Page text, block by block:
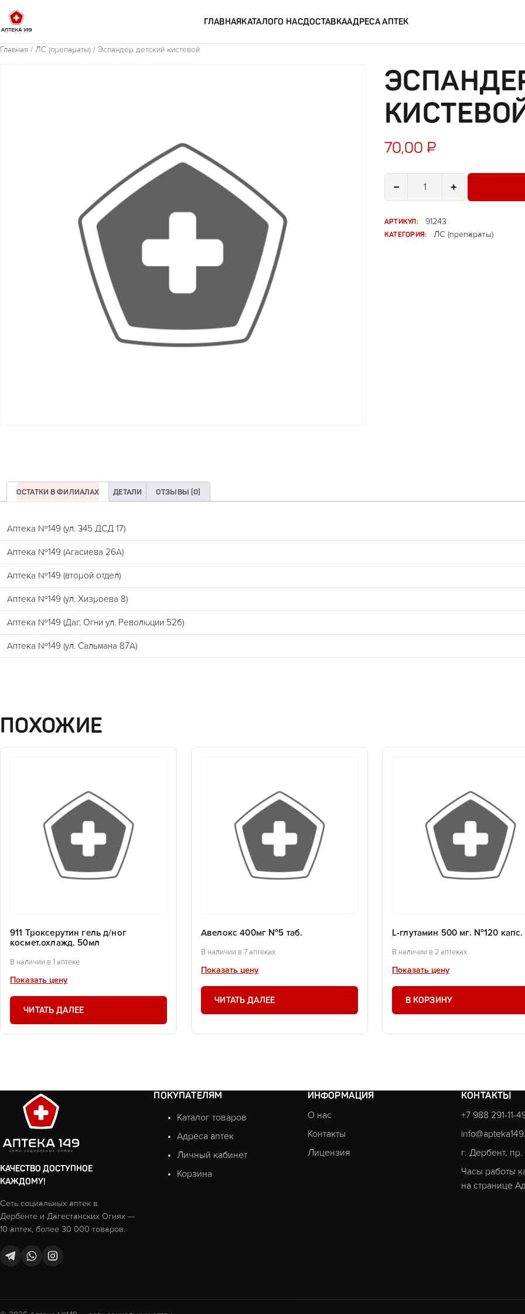
ГЛАВНАЯКАТАЛОГО НАСДОСТАВКААДРЕСА АПТЕК
Главная / ЛС (препараты) / Эспандер детский кистевой
70,00 ₽
−
Количество товара Эспандер
+
АРТИКУЛ:
91243
КАТЕГОРИЯ:
ЛС (препараты)
ОСТАТКИ В ФИЛИАЛАХ ДЕТАЛИ ОТЗЫВЫ (0)
Аптека №149 (ул. 345 ДСД 17)
Аптека №149 (Агасиева 26А)
Аптека №149 (второй отдел)
Аптека №149 (ул. Хизроева 8)
Аптека №149 (Даг. Огни ул. Революции 52б)
Аптека №149 (ул. Сальмана 87А)
ПОХОЖИЕ
911 Троксерутин гель д/ног
космет.охлажд. 50мл
В наличии в 1 аптеке
Показать цену
ЧИТАТЬ ДАЛЕЕ
Авелокс 400мг №5 таб.
В наличии в 7 аптеках
Показать цену
ЧИТАТЬ ДАЛЕЕ
L-глутамин 500 мг. №120 капс.
В наличии в 2 аптеках
Показать цену
В КОРЗИНУ
КАЧЕСТВО ДОСТУПНОЕ
КАЖДОМУ!
Сеть социальных аптек в
Дербенте и Дагестанских Огнях —
10 аптек, более 30 000 товаров.
ПОКУПАТЕЛЯМ
Каталог товаров
Адреса аптек
Личный кабинет
Корзина
ИНФОРМАЦИЯ
О нас
Контакты
Лицензия
КОНТАКТЫ
+7 988 291-11-
г. Дербент,
Часы работы
на странице